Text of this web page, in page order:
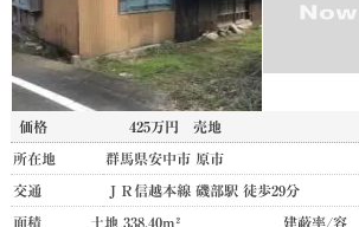
価格 425万円 売地
所在地 群馬県安中市 原市
交通 ＪＲ信越本線 磯部駅 徒歩29分
面積 土地 338.40m²
建蔽率/容